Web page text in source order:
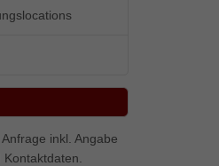
inkl. Angabe